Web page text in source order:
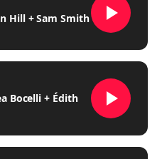
Hill + Sam Smith
Bocelli + Édith